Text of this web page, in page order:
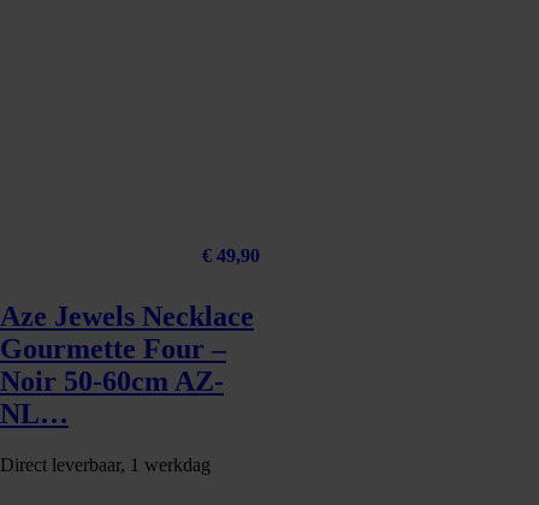
€ 49,90
Aze Jewels Necklace
Gourmette Four –
Noir 50-60cm AZ-
NL…
Direct leverbaar, 1 werkdag